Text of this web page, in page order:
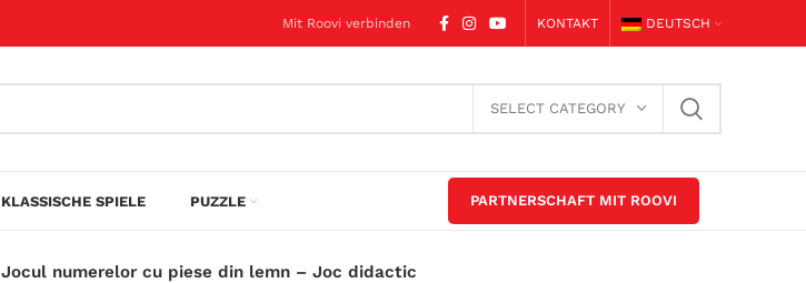
Mit Roovi verbinden KONTAKT DEUTSCH
SELECT CATEGORY
KLASSISCHE SPIELE PUZZLE PARTNERSCHAFT MIT ROOVI
Jocul numerelor cu piese din lemn – Joc didactic